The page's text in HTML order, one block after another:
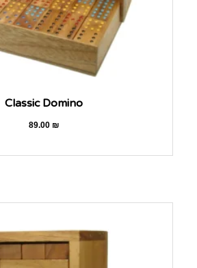
Classic Domino
89.00₪